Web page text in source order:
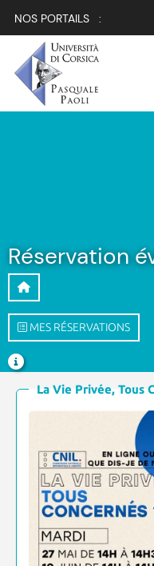
NOS PORTAILS :
Réservation
MES RÉSERVATIONS
La Vie Privée, Tous